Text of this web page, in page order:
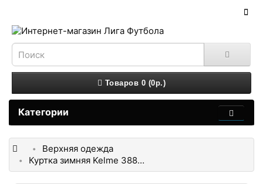
Товаров 0 (0р.)
Категории
Верхняя одежда
Куртка зимняя Kelme 3881405-424